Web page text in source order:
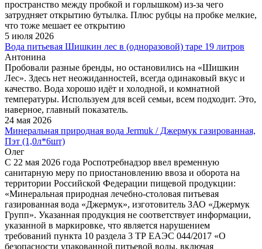
пространство между пробкой и горлышком) из-за чего
затрудняет открытию бутылка. Плюс рубцы на пробке мелкие,
что тоже мешает ее открытию
5 июля 2026
Вода питьевая Шишкин лес в (одноразовой) таре 19 литров
Антонина
Пробовали разные бренды, но остановились на «Шишкин
Лес». Здесь нет неожиданностей, всегда одинаковый вкус и
качество. Вода хорошо идёт и холодной, и комнатной
температуры. Используем для всей семьи, всем подходит. Это,
наверное, главный показатель.
24 мая 2026
Минеральная природная вода Jermuk / Джермук газированная,
Пэт (1,0л*6шт)
Олег
С 22 мая 2026 года Роспотребнадзор ввел временную
санитарную меру по приостановлению ввоза и оборота на
территории Российской Федерации пищевой продукции:
«Минеральная природная лечебно-столовая питьевая
газированная вода «Джермук», изготовитель ЗАО «Джермук
Групп». Указанная продукция не соответствует информации,
указанной в маркировке, что является нарушением
требований пункта 10 раздела 3 ТР ЕАЭС 044/2017 «О
безопасности упакованной питьевой воды, включая